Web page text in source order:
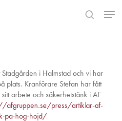
search
i Halmstad och vi har
plats. Kranförare Stefan har fått
arbete och säkerhetstänk i AF
afgruppen.se/press/artiklar-af-
pa-hog-hojd/